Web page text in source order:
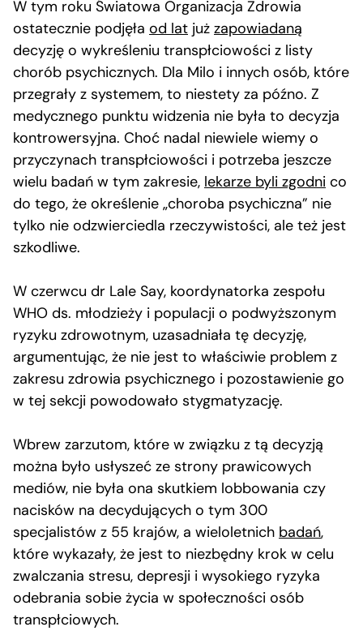
W tym roku Światowa Organizacja Zdrowia
ostatecznie podjęła od lat już zapowiadaną
decyzję o wykreśleniu transpłciowości z listy
chorób psychicznych. Dla Milo i innych osób, które
przegrały z systemem, to niestety za późno. Z
medycznego punktu widzenia nie była to decyzja
kontrowersyjna. Choć nadal niewiele wiemy o
przyczynach transpłciowości i potrzeba jeszcze
wielu badań w tym zakresie, lekarze byli zgodni co
do tego, że określenie „choroba psychiczna” nie
tylko nie odzwierciedla rzeczywistości, ale też jest
szkodliwe.
W czerwcu dr Lale Say, koordynatorka zespołu
WHO ds. młodzieży i populacji o podwyższonym
ryzyku zdrowotnym, uzasadniała tę decyzję,
argumentując, że nie jest to właściwie problem z
zakresu zdrowia psychicznego i pozostawienie go
w tej sekcji powodowało stygmatyzację.
Wbrew zarzutom, które w związku z tą decyzją
można było usłyszeć ze strony prawicowych
mediów, nie była ona skutkiem lobbowania czy
nacisków na decydujących o tym 300
specjalistów z 55 krajów, a wieloletnich badań,
które wykazały, że jest to niezbędny krok w celu
zwalczania stresu, depresji i wysokiego ryzyka
odebrania sobie życia w społeczności osób
transpłciowych.